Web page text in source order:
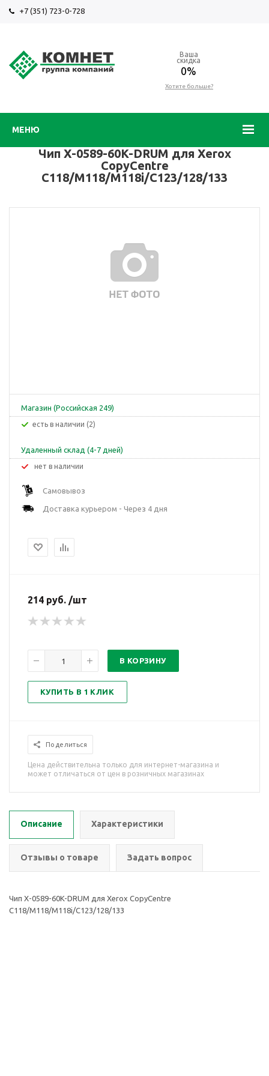
+7 (351) 723-0-728
МЕНЮ
Ваша
скидка
0%
Хотите больше?
Чип X-0589-60K-DRUM для Xerox
CopyCentre
C118/M118/M118i/C123/128/133
Магазин (Российская 249)
Есть в наличии (2)
Удаленный склад (4-7 дней)
Нет в наличии
Самовывоз
Доставка курьером - Через 4 дня
214 руб. /шт
В КОРЗИНУ
КУПИТЬ В 1 КЛИК
Поделиться
Цена действительна только для интернет-магазина и
может отличаться от цен в розничных магазинах
Описание Характеристики
Отзывы о товаре Задать вопрос
Чип X-0589-60K-DRUM для Xerox CopyCentre
C118/M118/M118i/C123/128/133